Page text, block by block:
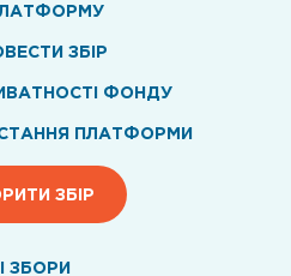
ЗБІР
ФОНДУ
ПЛАТФОРМИ
ЗБІР
ЗБОРИ